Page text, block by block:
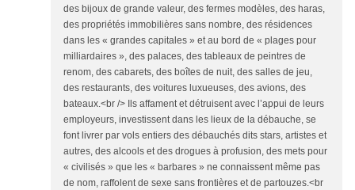
des bijoux de grande valeur, des fermes modèles, des haras,
des propriétés immobilières sans nombre, des résidences
dans les « grandes capitales » et au bord de « plages pour
milliardaires », des palaces, des tableaux de peintres de
renom, des cabarets, des boîtes de nuit, des salles de jeu,
des restaurants, des voitures luxueuses, des avions, des
bateaux.<br /> Ils affament et détruisent avec l’appui de leurs
employeurs, investissent dans les lieux de la débauche, se
font livrer par vols entiers des débauchés dits stars, artistes et
autres, des alcools et des drogues à profusion, des mets pour
« civilisés » que les « barbares » ne connaissent même pas
de nom, raffolent de sexe sans frontières et de partouzes.<br